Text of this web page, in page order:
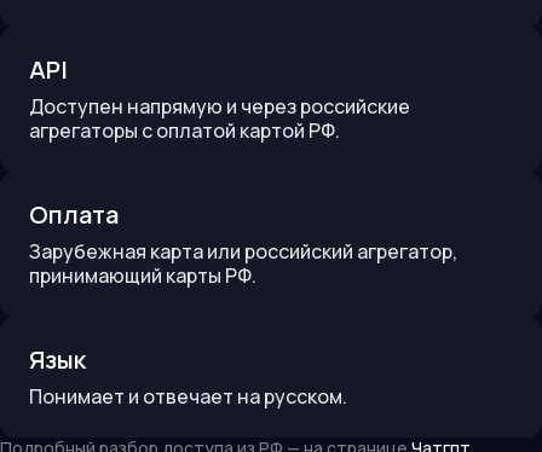
API
Доступен напрямую и через российские
агрегаторы с оплатой картой РФ.
Оплата
Зарубежная карта или российский агрегатор,
принимающий карты РФ.
Язык
Понимает и отвечает на русском.